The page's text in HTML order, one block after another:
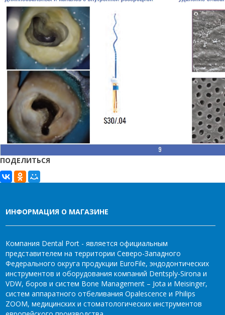
ПОДЕЛИТЬСЯ
ИНФОРМАЦИЯ О МАГАЗИНЕ
Компания Dental Port - является официальным
представителем на территории Северо-Западного
Федерального округа продукции EuroFile, эндодонтических
инструментов и оборудования компаний Dentsply-Sirona и
VDW, боров и систем Bone Management – Jota и Meisinger,
систем аппаратного отбеливания Opalescence и Philips
ZOOM, медицинских и стоматологических инструментов